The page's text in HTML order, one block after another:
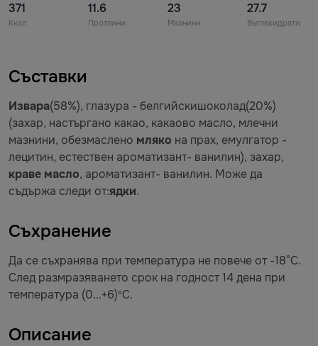
371
Ккал
11.6
Протеини
23
Мазнини
27.7
Въглехидрати
Съставки
Извара(58%), глазура - белгийскишоколад(20%)
(захар, настъргано какао, какаово масло, млечни
мазнини, обезмаслено мляко на прах, емулгатор -
лецитин, естествен ароматизант- ванилин), захар,
краве масло, ароматизант- ванилин. Може да
съдържа следи от:ядки.
Съхранение
Да се съхранява при температура не повече от -18°С.
След размразяването срок на годност 14 дена при
температура (0...+6)ºC.
Описание